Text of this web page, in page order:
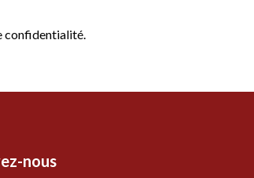
confidentialité.
nous